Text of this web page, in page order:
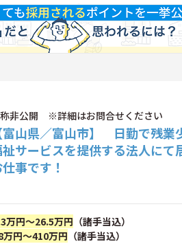
非公開 ※詳細はお問合せください
富山県／富山市】 日勤で残
サービスを提供する法人にて
事です！
万円～26.5万円 （諸手当込）
万円～410万円 （諸手当込）